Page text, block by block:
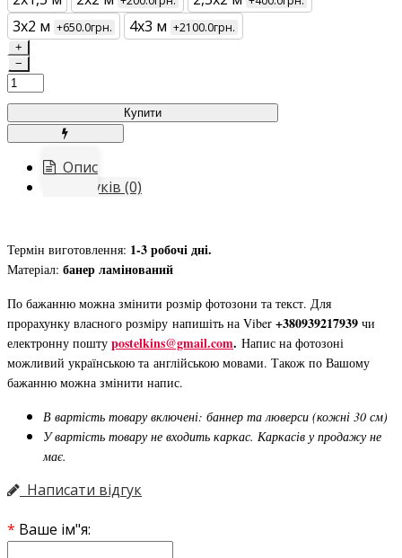
3х2 м +650.0грн. 4х3 м +2100.0грн.
+
−
Купити
Опис
Відгуків (0)
Термін виготовлення: 1-3 робочі дні.
Матеріал: банер ламінований
По бажанню можна змінити розмір фотозони та текст. Для
прорахунку власного розміру напишіть на Viber +380939217939 чи
електронну пошту postelkins@gmail.com. Напис на фотозоні
можливий українською та англійською мовами. Також по Вашому
бажанню можна змінити напис.
В вартість товару включені: баннер та люверси (кожні 30 см)
У вартість товару не входить каркас. Каркасів у продажу не
має.
Написати відгук
Ваше ім"я: